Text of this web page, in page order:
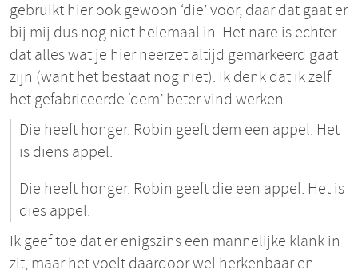
gebruikt hier ook gewoon ‘die’ voor, daar dat gaat er
bij mij dus nog niet helemaal in. Het nare is echter
dat alles wat je hier neerzet altijd gemarkeerd gaat
zijn (want het bestaat nog niet). Ik denk dat ik zelf
het gefabriceerde ‘dem’ beter vind werken.
Die heeft honger. Robin geeft dem een appel. Het
is diens appel.
Die heeft honger. Robin geeft die een appel. Het is
dies appel.
Ik geef toe dat er enigszins een mannelijke klank in
zit, maar het voelt daardoor wel herkenbaar en